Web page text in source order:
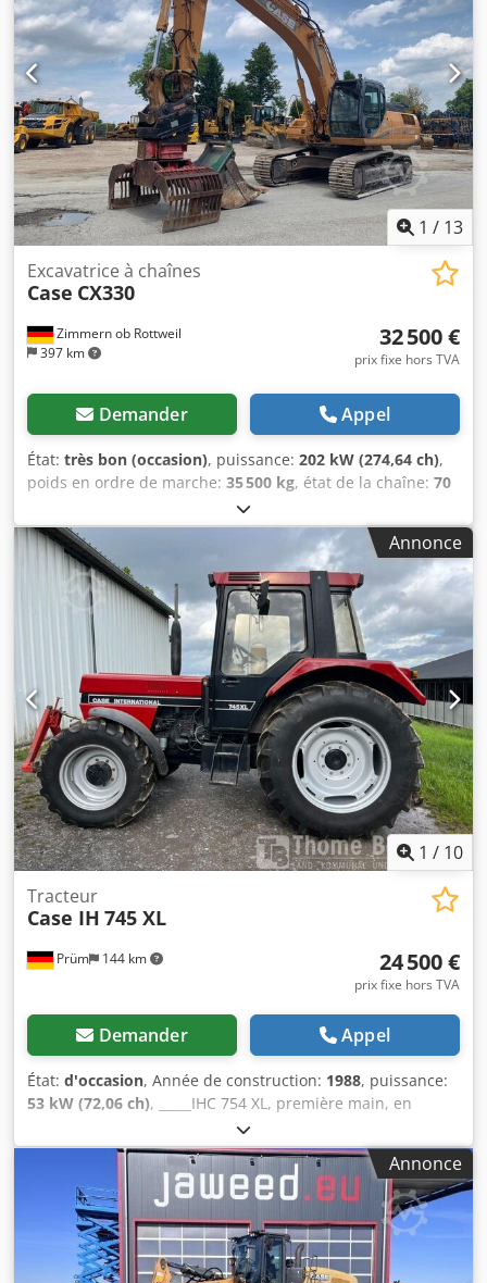
de série : FNH021FSNGHP00509 Contactez Gerrit
Haverhoek pour obtenir de plus amples informations.
Apcer Transmission intégrale
1 / 13
Zimmern ob Rottweil
397 km
Excavatrice à chaînes
Case CX330
32 500 €
prix fixe hors TVA
Demander Appel
État: très bon (occasion), puissance: 202 kW (274,64 ch),
poids en ordre de marche: 35 500 kg, état de la chaîne: 70
, Année de construction:
fonctionnement:9 139 h, Équipement:climatisation, CASE
CX330 Année de fabrication : 2006 Heures de
fonctionnement : 9 139 heures Cabine fermée
Climatisation Radio Graissage centralisé Flèche standard
Dksdpfxszp Rm Re Apcjr Bras : 3,30 m Circuit hydraulique
complet (pour marteau, grappin, cisailles) Attache rapide
OQ80 1 godet – largeur 800 mm 1 grappin – fonctionne,
réparation nécessaire Trains de roulement en bon état,
environ 70 % Plaques de base, largeur 600 mm Moteur
Isuzu, 202 kW Conformité CE Dimensions de transport :
10,8 x 3 x 3,40 m Poids en ordre de marche : 35,5 tonnes.
Annonce
1 / 10
Prüm 144 km
Tracteur
Case IH 745 XL
24 500 €
prix fixe hors TVA
Demander Appel
État: d'occasion, Année de construction: 1988, puissance:
53 kW (72,06 ch), _____IHC 754 XL, première main, en
excellent état. Nombre d’heures de fonctionnement :
environ 8 600. Année de fabrication : 1988. Prise de force
avant. Arbre de prise de force avant. Boîte de vitesses à
30 km/h. Prix : 24 500,00 €, hors taxes. Lieu de stockage :
aucun. Dksdpjzdmutefx Apcor
Annonce